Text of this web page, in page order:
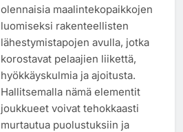
olennaisia maalintekopaikkojen
luomiseksi rakenteellisten
lähestymistapojen avulla, jotka
korostavat pelaajien liikettä,
hyökkäyskulmia ja ajoitusta.
Hallitsemalla nämä elementit
joukkueet voivat tehokkaasti
murtautua puolustuksiin ja